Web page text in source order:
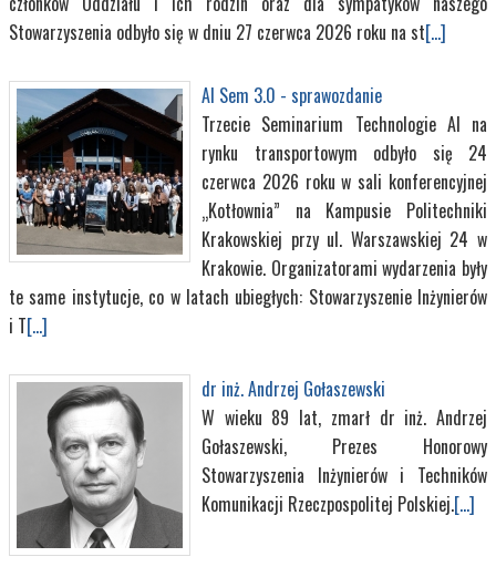
Stowarzyszenia odbyło się w dniu 27 czerwca 2026 roku na st[...]
AI Sem 3.0 - sprawozdanie
Trzecie Seminarium Technologie AI na
rynku transportowym odbyło się 24
czerwca 2026 roku w sali konferencyjnej
„Kotłownia” na Kampusie Politechniki
Krakowskiej przy ul. Warszawskiej 24 w
Krakowie. Organizatorami wydarzenia były
te same instytucje, co w latach ubiegłych: Stowarzyszenie Inżynierów
i T[...]
dr inż. Andrzej Gołaszewski
W wieku 89 lat, zmarł dr inż. Andrzej
Gołaszewski, Prezes Honorowy
Stowarzyszenia Inżynierów i Techników
Komunikacji Rzeczpospolitej Polskiej.[...]